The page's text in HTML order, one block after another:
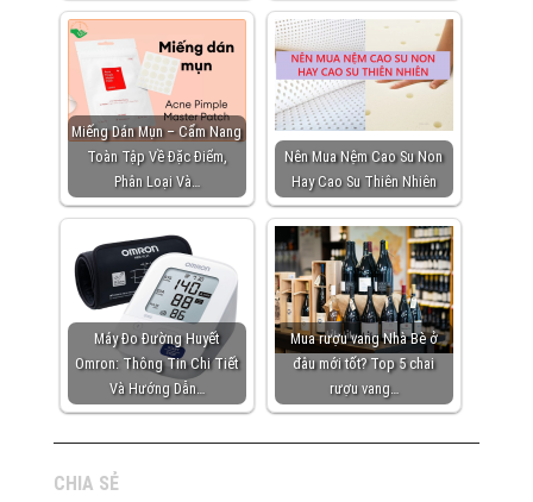
Miếng Dán Mụn – Cẩm Nang
Toàn Tập Về Đặc Điểm,
Phân Loại Và…
Nên Mua Nệm Cao Su Non
Hay Cao Su Thiên Nhiên
Máy Đo Đường Huyết
Omron: Thông Tin Chi Tiết
Và Hướng Dẫn…
Mua rượu vang Nhà Bè ở
đâu mới tốt? Top 5 chai
rượu vang…
CHIA SẺ